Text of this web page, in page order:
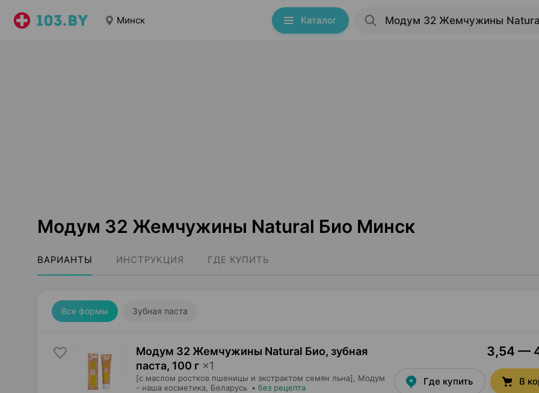
Минск Каталог
Модум 32 Жемчужины Natural Био Минск
ВАРИАНТЫ ИНСТРУКЦИЯ ГДЕ КУПИТЬ
Все формы Зубная паста
Модум 32 Жемчужины Natural Био, зубная
паста, 100 г ×1
[с маслом ростков пшеницы и экстрактом семян льна],
Модум
- наша косметика , Беларусь • без рецепта
3,54 —
Где купить В